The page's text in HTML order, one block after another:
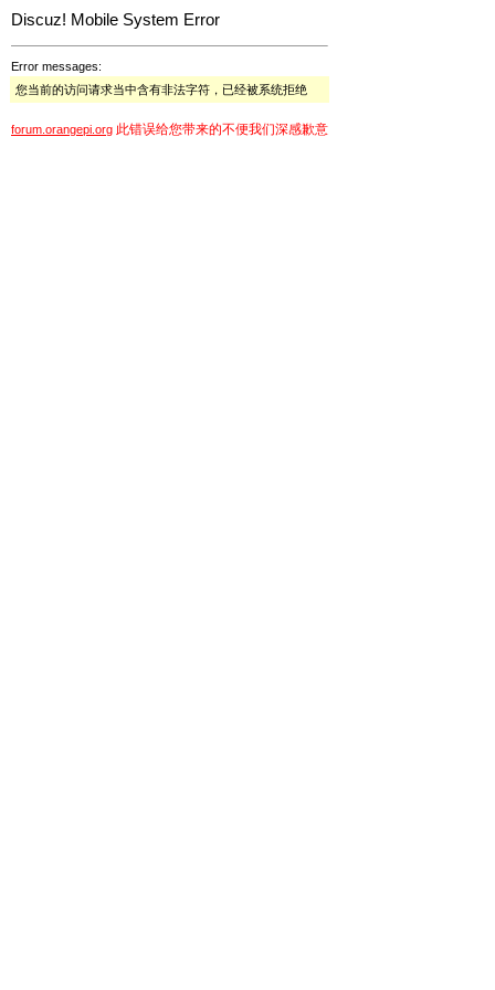
Discuz! Mobile System Error
Error messages:
您当前的访问请求当中含有非法字符，已经被系统拒绝
forum.orangepi.org 此错误给您带来的不便我们深感歉意